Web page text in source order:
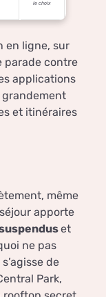
le choix
en ligne, sur
parade contre
applications
grandement
et itinéraires
même
apporte
et
ne pas
de
Park,